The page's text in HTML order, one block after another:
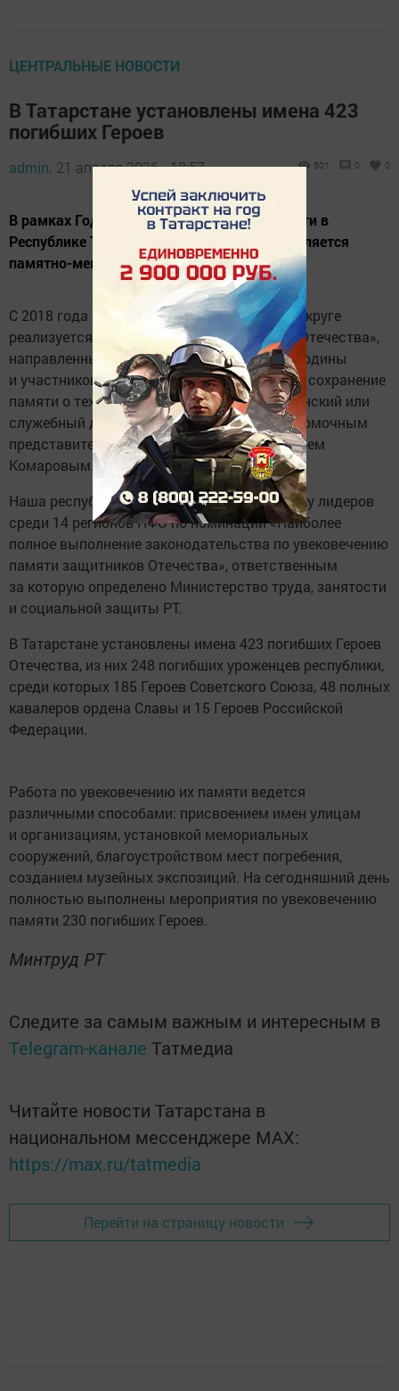
ЦЕНТРАЛЬНЫЕ НОВОСТИ
В Татарстане установлены имена 423
погибших Героев
admin, 21 апреля 2026 - 18:57 501 0 0
В рамках Года воинской и трудовой доблести в
Республике Татарстан особое внимание уделяется
памятно-мемориальным мероприятиям.
С 2018 года в Приволжском федеральном округе
реализуется общественный проект «Герои Отечества»,
направленный на поддержку защитников Родины
и участников героических событий, а также сохранение
памяти о тех, кто погиб, выполняя свой воинский или
служебный долг. Проект инициирован полномочным
представителем Президента РФ в ПФО Игорем
Комаровым.
Наша республика неизменно входит в тройку лидеров
среди 14 регионов ПФО по номинации «Наиболее
полное выполнение законодательства по увековечению
памяти защитников Отечества», ответственным
за которую определено Министерство труда, занятости
и социальной защиты РТ.
В Татарстане установлены имена 423 погибших Героев
Отечества, из них 248 погибших уроженцев республики,
среди которых 185 Героев Советского Союза, 48 полных
кавалеров ордена Славы и 15 Героев Российской
Федерации.
Работа по увековечению их памяти ведется
различными способами: присвоением имен улицам
и организациям, установкой мемориальных
сооружений, благоустройством мест погребения,
созданием музейных экспозиций. На сегодняшний день
полностью выполнены мероприятия по увековечению
памяти 230 погибших Героев.
Минтруд РТ
Следите за самым важным и интересным в
Telegram-канале Татмедиа
Читайте новости Татарстана в
национальном мессенджере MАХ:
https://max.ru/tatmedia
Перейти на страницу новости